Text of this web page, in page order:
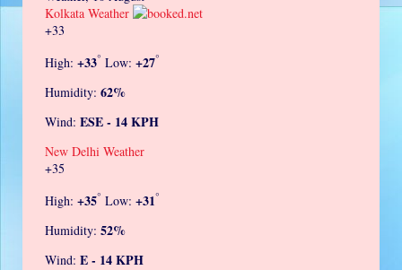
Kolkata Weather
+33
High: +33° Low: +27°
Humidity: 62%
Wind: ESE - 14 KPH
New Delhi Weather
+35
High: +35° Low: +31°
Humidity: 52%
Wind: E - 14 KPH